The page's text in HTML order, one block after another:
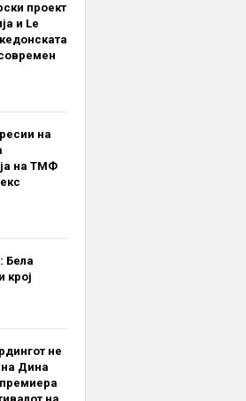
проект
и Le
на
на ТМФ
Бела
крој
не
на Дина